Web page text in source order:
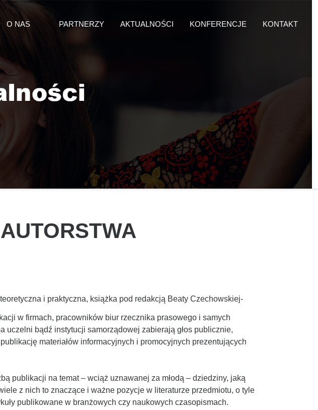
O NAS PARTNERZY AKTUALNOŚCI KONFERENCJE KONTAKT
i praktyczna, książka pod redakcją Beaty Czechowskiej-
w firmach, pracowników biur rzecznika prasowego i samych
bądź instytucji samorządowej zabierają głos publicznie,
materiałów informacyjnych i promocyjnych prezentujących
publikacji na temat – wciąż uznawanej za młodą – dziedziny, jaką
z nich to znaczące i ważne pozycje w literaturze przedmiotu, o tyle
publikowane w branżowych czy naukowych czasopismach.